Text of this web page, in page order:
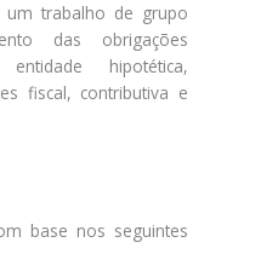
um trabalho de grupo
das obrigações
hipotética,
fiscal, contributiva e
base nos seguintes